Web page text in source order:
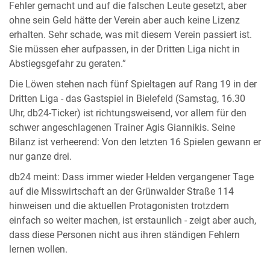
Fehler gemacht und auf die falschen Leute gesetzt, aber
ohne sein Geld hätte der Verein aber auch keine Lizenz
erhalten. Sehr schade, was mit diesem Verein passiert ist.
Sie müssen eher aufpassen, in der Dritten Liga nicht in
Abstiegsgefahr zu geraten.”
Die Löwen stehen nach fünf Spieltagen auf Rang 19 in der
Dritten Liga - das Gastspiel in Bielefeld (Samstag, 16.30
Uhr, db24-Ticker) ist richtungsweisend, vor allem für den
schwer angeschlagenen Trainer Agis Giannikis. Seine
Bilanz ist verheerend: Von den letzten 16 Spielen gewann er
nur ganze drei.
db24 meint: Dass immer wieder Helden vergangener Tage
auf die Misswirtschaft an der Grünwalder Straße 114
hinweisen und die aktuellen Protagonisten trotzdem
einfach so weiter machen, ist erstaunlich - zeigt aber auch,
dass diese Personen nicht aus ihren ständigen Fehlern
lernen wollen.